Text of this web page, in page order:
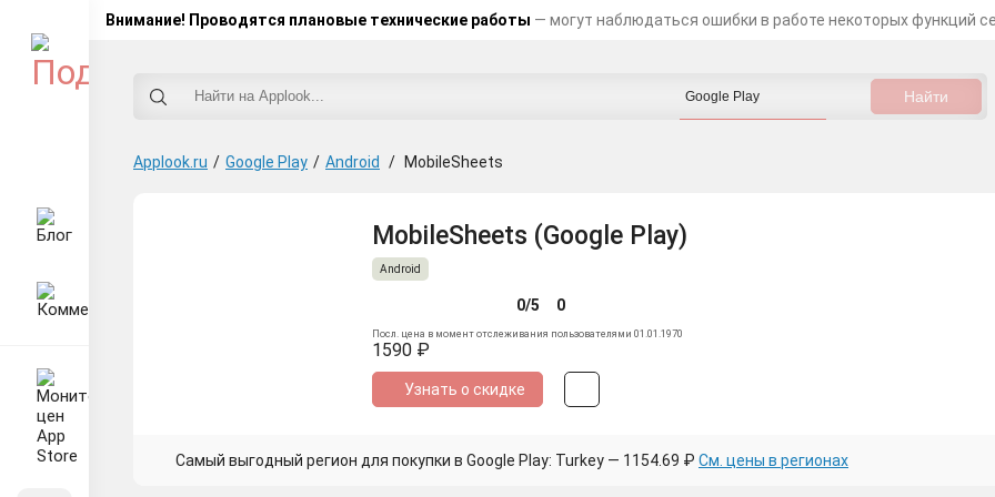
Внимание! Проводятся плановые технические работы — могут наблюдаться ошибки в работе некоторых функций
Applook.ru / Google Play / Android / MobileSheets
MobileSheets (Google Play)
Android
0/5 0
Посл. цена в момент отслеживания пользователями 01.01.1970
1590 ₽
Узнать о скидке
Самый выгодный регион для покупки в Google Play: Turkey — 1154.69 ₽ См. цены в регионах